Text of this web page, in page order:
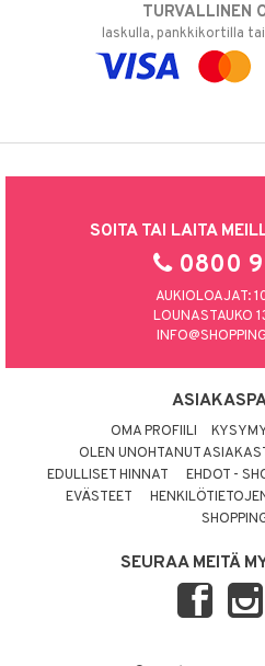
TURVALLINEN
laskulla, pankkikortilla
SOITA TAI LAITA
0800 9
AUKIOLOAJAT:
LOUNASTAUKO
OMA PROFIILI
OLEN UNOHTANUT
EDULLISET HINNAT
EHDOT -
EVÄSTEET
SEURAA MEITÄ